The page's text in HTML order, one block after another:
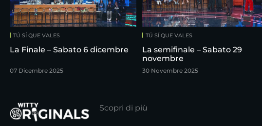
TÚ SÍ QUE VALES
La Finale – Sabato 6 dicembre
07 Dicembre 2025
TÚ SÍ QUE VALES
La semifinale – Sabato 29
novembre
30 Novembre 2025
Scopri di più